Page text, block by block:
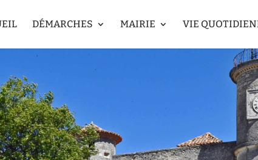
DÉMARCHES MAIRIE VIE